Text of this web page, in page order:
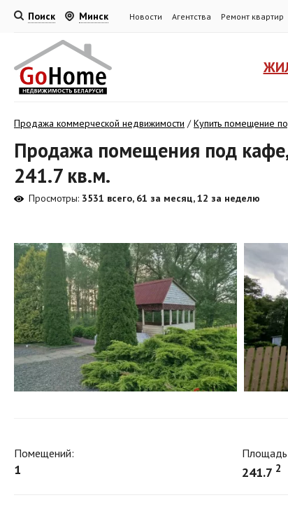
Поиск Минск Новости Агентства Ремонт квартир
Продажа коммерческой недвижимости /Купить помещение
Продажа помещения под
241.7 кв.м.
Просмотры: 3531 всего, 61 за месяц, 12 за неделю
Помещений:
1 241.7 2